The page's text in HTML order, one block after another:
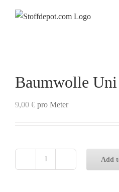
Baumwolle
9,00 € pro Meter
Add